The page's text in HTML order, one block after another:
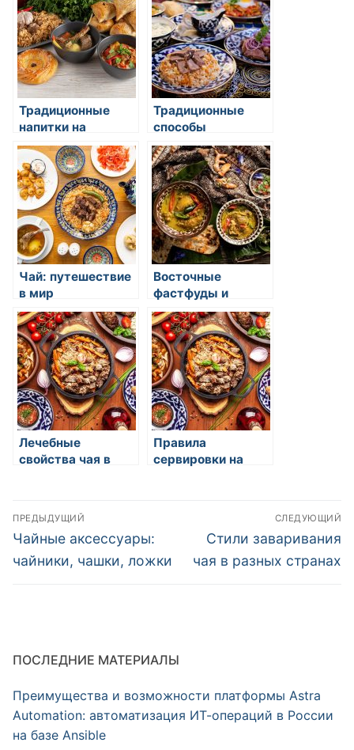
Традиционные
напитки на
восточной кухне
Традиционные
способы
приготовления чая
в восточных
странах
Чай: путешествие
в мир
разнообразия и
удовольствия
Восточные
фастфуды и
уличная еда
Лечебные
свойства чая в
Правила
сервировки на
Навигация
по
записям
ПРЕДЫДУЩИЙ
Предыдущая
запись:
Чайные аксессуары:
чайники, чашки, ложки
СЛЕДУЮЩИЙ
Следующая
запись:
Стили заваривания
чая в разных странах
ПОСЛЕДНИЕ МАТЕРИАЛЫ
Преимущества и возможности платформы Astra
Automation: автоматизация ИТ-операций в России
на базе Ansible